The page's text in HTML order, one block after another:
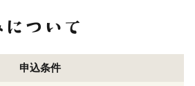
申込条件